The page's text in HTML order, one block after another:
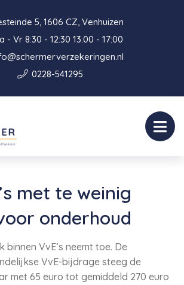
5, 1606 CZ, Venhuizen
- Vr 8:30 - 12:30 13:00 - 17:00
0228-541295
met te weinig
onderhoud
binnen VvE’s neemt toe. De
VvE-bijdrage steeg de
met 65 euro tot gemiddeld 270 euro